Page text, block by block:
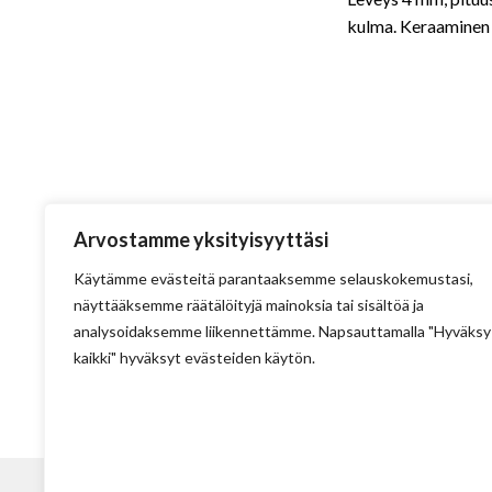
Arvostamme yksityisyyttäsi
Käytämme evästeitä parantaaksemme selauskokemustasi,
näyttääksemme räätälöityjä mainoksia tai sisältöä ja
analysoidaksemme liikennettämme. Napsauttamalla "Hyväksy
kaikki" hyväksyt evästeiden käytön.
kulma. Keraaminen